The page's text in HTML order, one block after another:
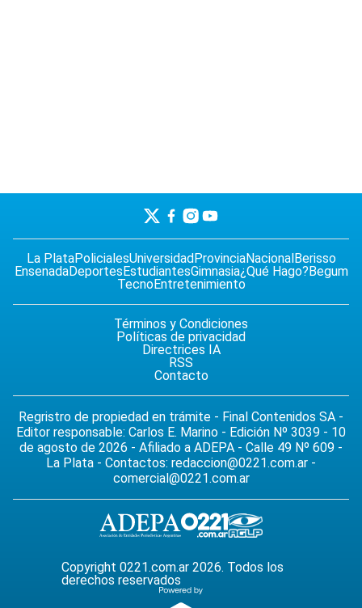
La PlataPolicialesUniversidad ProvinciaNacional Berisso
EnsenadaDeportes EstudiantesGimnasia¿Qué Hago? Begum
TecnoEntretenimiento
Términos y Condiciones
Políticas de privacidad
Directrices IA
RSS
Contacto
Regristro de propiedad en trámite - Final Contenidos SA -
Editor responsable: Carlos E. Marino - Edición Nº 3039 - 10
de agosto de 2026 - Afiliado a ADEPA - Calle 49 Nº 609 -
La Plata - Contactos: redaccion@0221.com.ar -
comercial@0221.com.ar
Copyright 0221.com.ar 2026. Todos los
derechos reservados